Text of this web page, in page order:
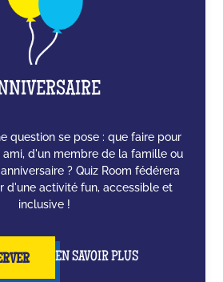
question se pose : que faire pour
ami, d'un membre de la famille ou
? Quiz Room fédérera
d'une activité fun, accessible et
inclusive !
EN SAVOIR PLUS